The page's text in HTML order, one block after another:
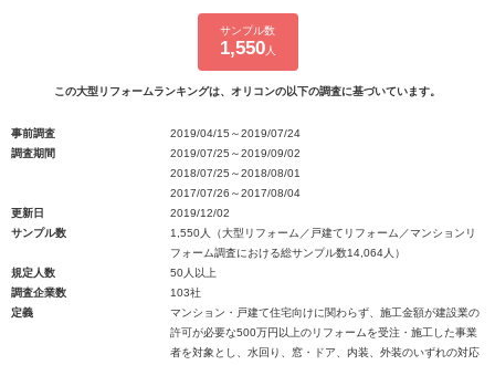
サンプル数
1,550人
この大型リフォームランキングは、オリコンの以下の調査に基づいています。
事前調査
2019/04/15～2019/07/24
調査期間
2019/07/25～2019/09/02
2018/07/25～2018/08/01
2017/07/26～2017/08/04
更新日
2019/12/02
サンプル数
1,550人（大型リフォーム／戸建てリフォーム／マンションリ
フォーム調査における総サンプル数14,064人）
規定人数
50人以上
調査企業数
103社
定義
マンション・戸建て住宅向けに関わらず、施工金額が建設業の
許可が必要な500万円以上のリフォームを受注・施工した事業
者を対象とし、水回り、窓・ドア、内装、外装のいずれの対応